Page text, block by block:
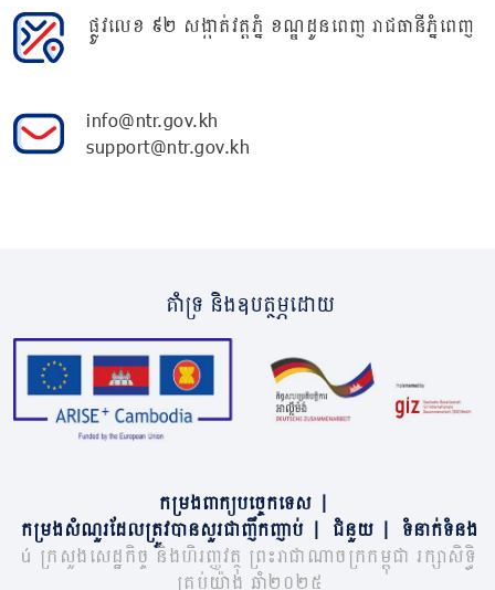
ផ្លូវលេខ ៩២ សង្កាត់វត្តភ្នំ ខណ្ឌដូនពេញ រាជធានីភ្នំពេញ
info@ntr.gov.kh
support@ntr.gov.kh
គាំទ្រ និងឧបត្ថម្ភដោយ
កម្រងពាក្យបច្ចេកទេស
កម្រងសំណួរដែលត្រូវបានសួរជាញឹកញាប់
ជំនួយ
ទំនាក់ទំនង
© ក្រសួងសេដ្ឋកិច្ច និងហិរញ្ញវត្ថុ ព្រះរាជាណាចក្រកម្ពុជា រក្សាសិទ្ធិ
គ្រប់យ៉ាង ឆ្នាំ២០២៥